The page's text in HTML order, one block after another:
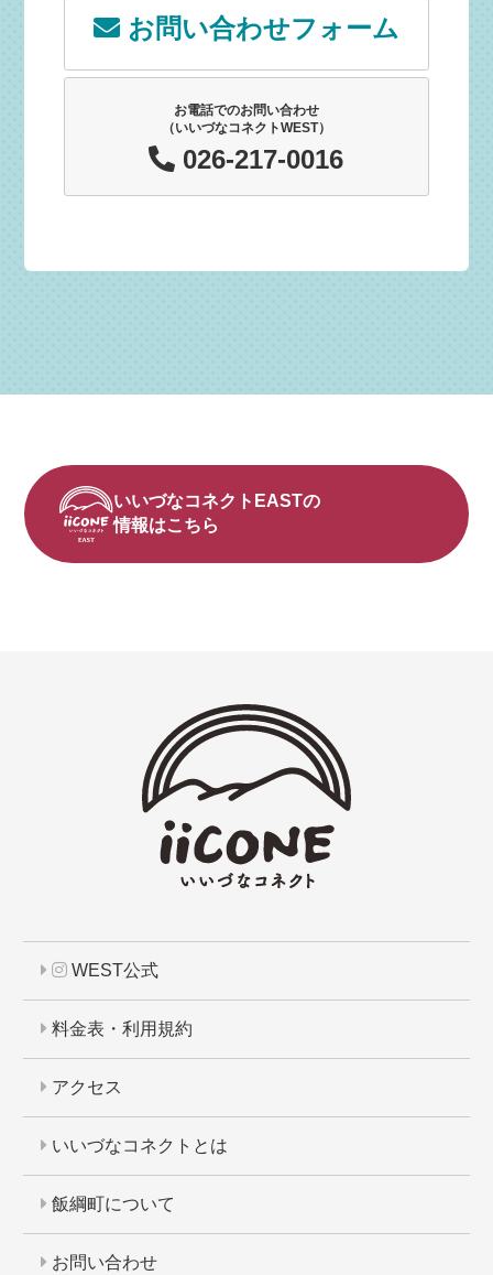
お問い合わせフォーム
お電話でのお問い合わせ
（いいづなコネクトWEST）
026-217-0016
いいづなコネクトEASTの
情報はこちら
WEST公式
料金表・利用規約
アクセス
いいづなコネクトとは
飯綱町について
お問い合わせ